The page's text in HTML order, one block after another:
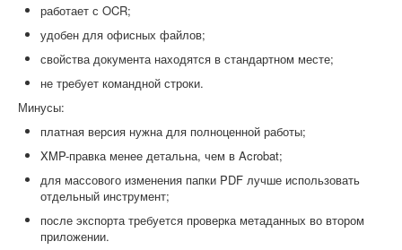
работает с OCR;
удобен для офисных файлов;
свойства документа находятся в стандартном месте;
не требует командной строки.
Минусы:
платная версия нужна для полноценной работы;
XMP-правка менее детальна, чем в Acrobat;
для массового изменения папки PDF лучше использовать
отдельный инструмент;
после экспорта требуется проверка метаданных во втором
приложении.